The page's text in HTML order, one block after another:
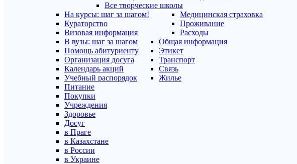
Все творческие школы
На курсы: шаг за шагом!
Кураторство
Визовая информация
Медицинская страховка
Проживание
Расходы
В вузы: шаг за шагом
Помощь абитуриенту
Организация досуга
Календарь акций
Учебный распорядок
Общая информация
Этикет
Транспорт
Связь
Жилье
Питание
Покупки
Учреждения
Здоровье
Досуг
в Праге
в Казахстане
в России
в Украине